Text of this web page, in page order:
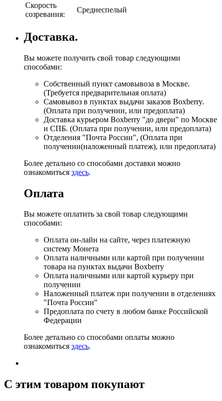
Скорость
созревания:
Среднеспелый
Доставка.
Вы можете получить свой товар следующими
способами:
Собственный пункт самовывоза в Москве.
(Требуется предварительная оплата)
Самовывоз в пунктах выдачи заказов Boxberry.
(Оплата при получении, или предоплата)
Доставка курьером Boxberry "до двери" по Москве
и СПБ. (Оплата при получении, или предоплата)
Отделения "Почта России", (Оплата при
получении(наложенный платеж), или предоплата)
Более детально со способами доставки можно
ознакомиться здесь.
Оплата
Вы можете оплатить за свой товар следующими
способами:
Оплата он-лайн на сайте, через платежную
систему Монета
Оплата наличными или картой при получении
товара на пунктах выдачи Boxberry
Оплата наличными или картой курьеру при
получении
Наложенный платеж при получении в отделениях
"Почта России"
Предоплата по счету в любом банке Российской
Федерации
Более детально со способами оплаты можно
ознакомиться здесь.
C этим товаром покупают